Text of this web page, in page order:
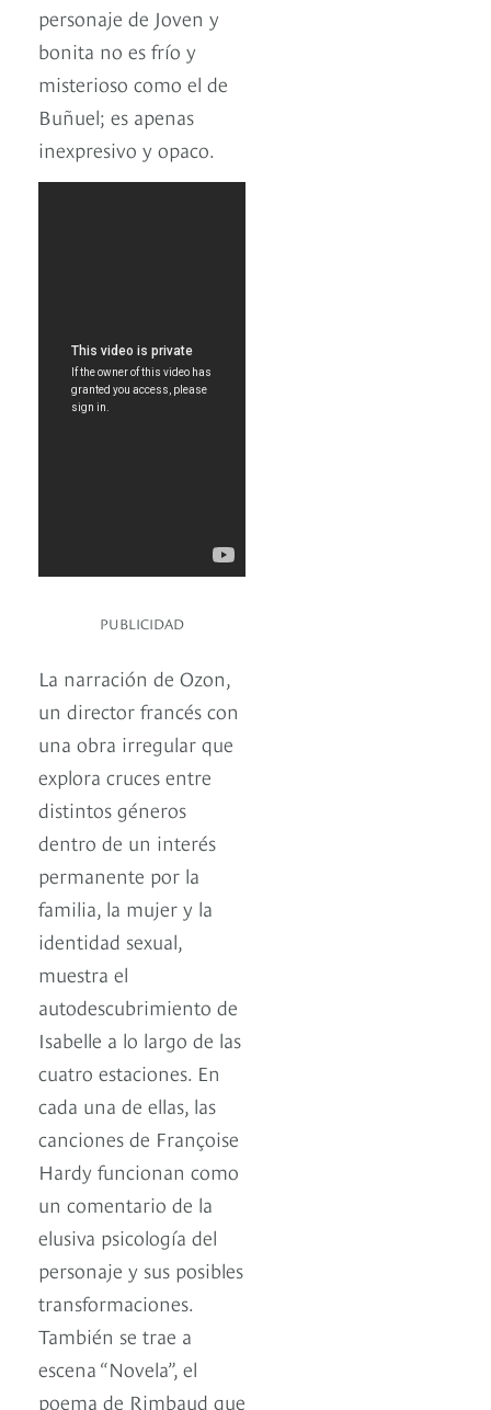
personaje de Joven y
bonita no es frío y
misterioso como el de
Buñuel; es apenas
inexpresivo y opaco.
PUBLICIDAD
La narración de Ozon,
un director francés con
una obra irregular que
explora cruces entre
distintos géneros
dentro de un interés
permanente por la
familia, la mujer y la
identidad sexual,
muestra el
autodescubrimiento de
Isabelle a lo largo de las
cuatro estaciones. En
cada una de ellas, las
canciones de Françoise
Hardy funcionan como
un comentario de la
elusiva psicología del
personaje y sus posibles
transformaciones.
También se trae a
escena “Novela”, el
poema de Rimbaud que